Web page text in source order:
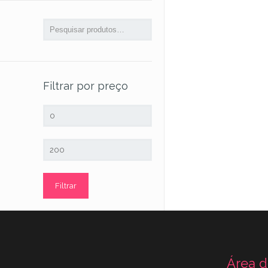
Filtrar por preço
Filtrar
Área